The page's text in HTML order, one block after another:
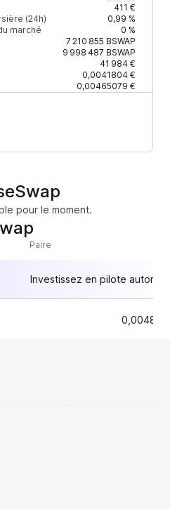
411 €
(24h)
0,99 %
marché
0 %
7 210 855 BSWAP
9 998 487 BSWAP
41 984 €
0,0041804 €
0,00465079 €
pour le moment.
Paire
Investissez en pilote